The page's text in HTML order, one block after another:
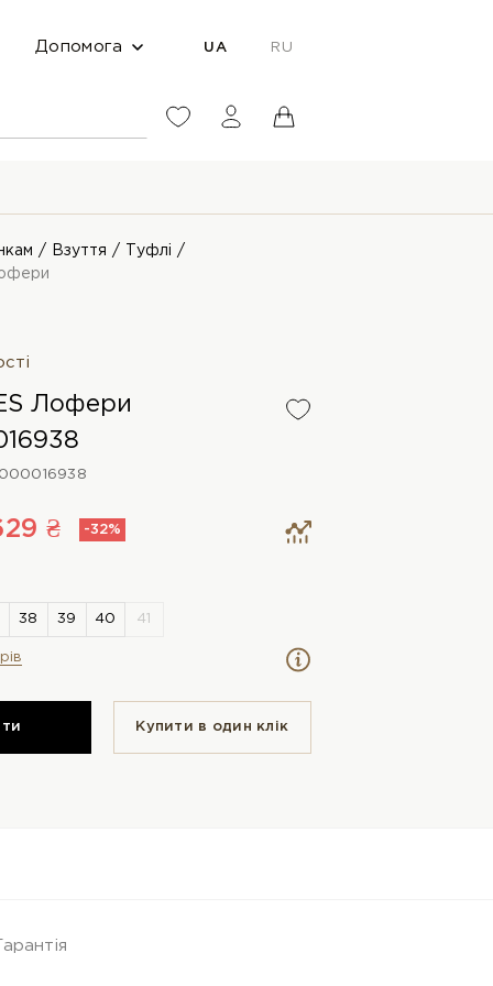
Допомога UA RU
Взуття
Туфлі
Лофери
₴ -32%
Купити в один клiк